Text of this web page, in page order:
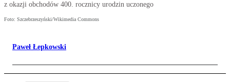
z okazji obchodów 400. rocznicy urodzin uczonego
Foto: Szczebrzeszyński/Wikimedia Commons
Paweł Łepkowski